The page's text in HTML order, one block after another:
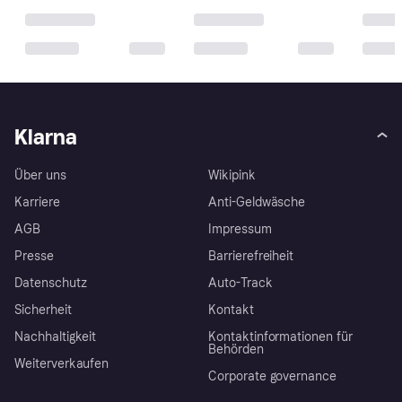
Klarna
Über uns
Karriere
AGB
Presse
Datenschutz
Sicherheit
Nachhaltigkeit
Weiterverkaufen
Wikipink
Anti-Geldwäsche
Impressum
Barrierefreiheit
Auto-Track
Kontakt
Kontaktinformationen für
Behörden
Corporate governance